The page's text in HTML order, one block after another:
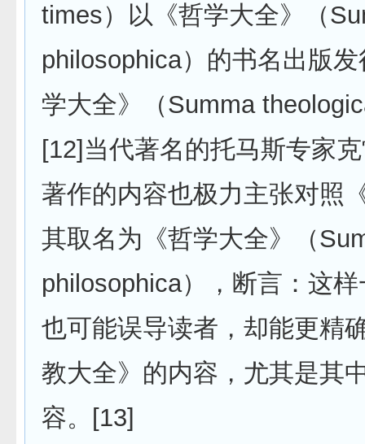
times）以《哲学大全》（
philosophica）的书名出版
学大全》（Summa
[12]当代著名的托马斯专家
著作的内容也极力主张对照
其取名为《哲学大全》（
philosophica），断言：这
也可能误导读者，却能更精
教大全》的内容，尤其是其
容。[13]